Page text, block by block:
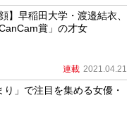
】早稲田大学・渡邉結衣、
賞」の才女
連載 2021.04.21
」で注目を集める女優・